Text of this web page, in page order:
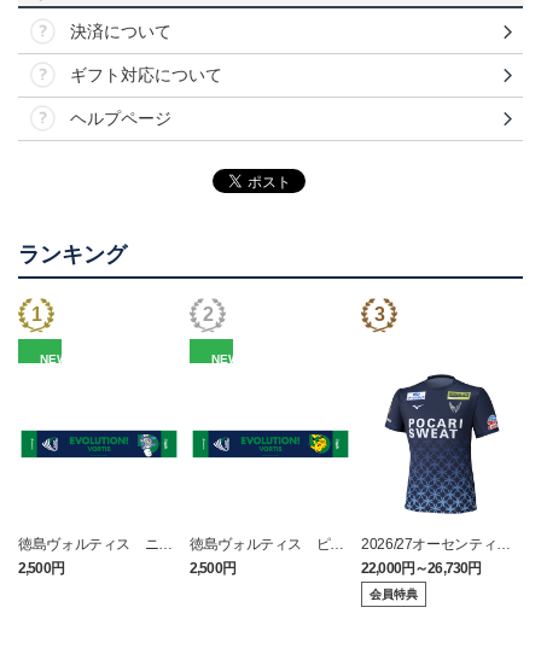
決済について
ギフト対応について
ヘルプページ
ランキング
NEW
徳島ヴォルティス ニョ
ロボン タオルマフラー
2,500円
NEW
徳島ヴォルティス ピカ
チュウ タオルマフラー
2,500円
2026/27オーセンティッ
クユニフォーム(FP1st/半
袖)
22,000円～26,730円
会員特典